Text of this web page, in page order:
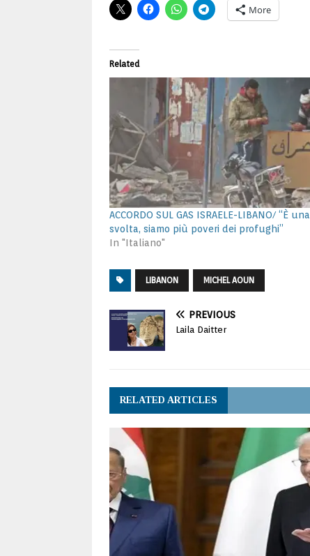
More
Related
ACCORDO SUL GAS ISRAELE-LIBANO/ “È una
svolta, siamo più poveri dei profughi”
In "Italiano"
LIBANON MICHEL AOUN
PREVIOUS
Laila Daitter
RELATED ARTICLES